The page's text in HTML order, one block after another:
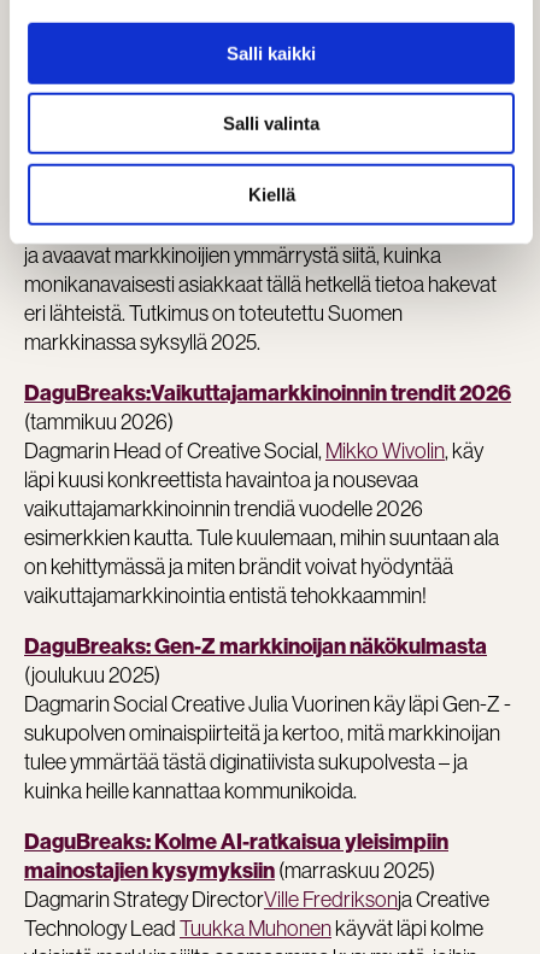
Salli kaikki
Salli valinta
Kiellä
varten, ota yhteys yhteyshenkilöösi ja varaa yrityksellesi
yksityinen läpikäynti teille relevanteilla painotuksilla!
DaguBreaks: Monikanavainen haku -tutkimus
Dagmarin Lead Strategist, Owned MediaHenri
ja Head of Creative Social
käyvät läpi tuoreen hakukäyttäytymisen tutkimustuloksia
ja avaavat markkinoijien ymmärrystä siitä, kuinka
monikanavaisesti asiakkaat tällä hetkellä tietoa hakevat
eri lähteistä. Tutkimus on toteutettu Suomen
markkinassa syksyllä 2025.
DaguBreaks:Vaikuttajamarkkinoinnin trendit 2026
(tammikuu 2026)
Dagmarin Head of Creative Social, Mikko Wivolin, käy
läpi kuusi konkreettista havaintoa ja nousevaa
vaikuttajamarkkinoinnin trendiä vuodelle 2026
esimerkkien kautta. Tule kuulemaan, mihin suuntaan ala
on kehittymässä ja miten brändit voivat hyödyntää
vaikuttajamarkkinointia entistä tehokkaammin!
DaguBreaks:Gen-Z markkinoijan näkökulmasta
(joulukuu 2025)
Dagmarin Social Creative Julia Vuorinen käy läpi Gen-Z -
sukupolven ominaispiirteitä ja kertoo, mitä markkinoijan
tulee ymmärtää tästä diginatiivista sukupolvesta – ja
kuinka heille kannattaa kommunikoida.
DaguBreaks: Kolme AI-ratkaisua yleisimpiin
mainostajien kysymyksiin(marraskuu 2025)
Dagmarin Strategy DirectorVille Fredriksonja Creative
Technology LeadTuukka Muhonenkäyvät läpi kolme